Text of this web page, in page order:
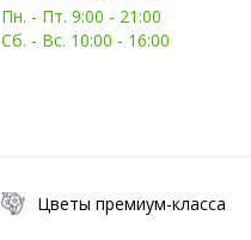
Пн. - Пт. 9:00 - 21:00
Сб. - Вс. 10:00 - 16:00
Цветы премиум-класса